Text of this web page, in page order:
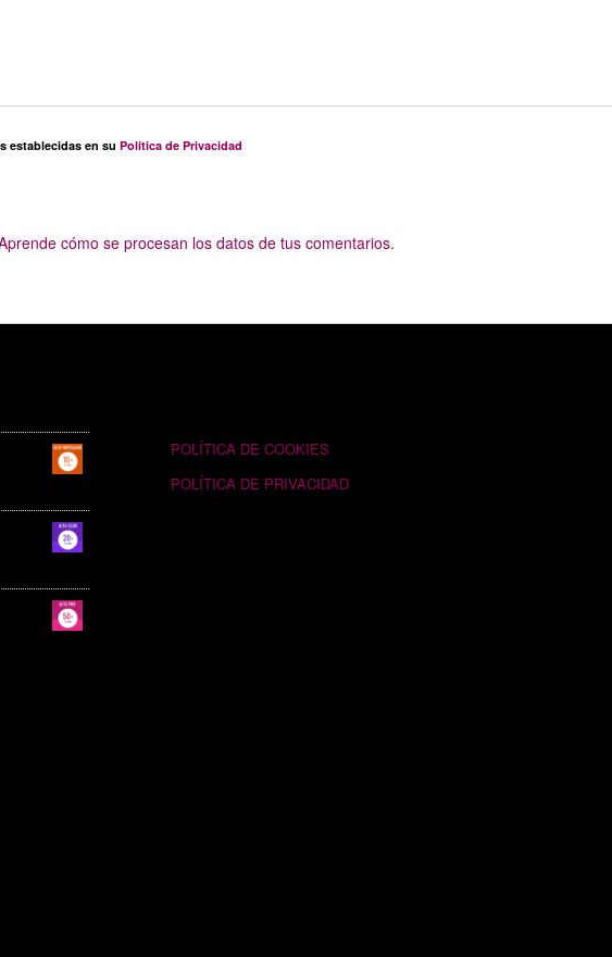
establecidas en su Política de Privacidad
cómo se procesan los datos de tus comentarios.
POLÍTICA DE COOKIES
POLÍTICA DE PRIVACIDAD